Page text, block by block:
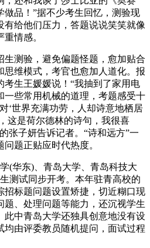
做品！”据不少考生回忆，测验现
有给他们压力，答题说说笑笑就像
情感。
测验，避免偏题怪题，愈加贴合
思维模式，考官也愈加人道化。报
生王媛媛说！“我抽到了家用电
一些常用机械的道理，考题感受十
‘世界充满功劳，人却诗意地栖居
这是荷尔德林的诗句，我很喜
张子妍告诉记者。“诗和远方”一
题正贴应时代热度。
华东)、青岛大学、青岛科技大
测试同步开考。本年驻青高校的
招标题问题设置矫捷，切近糊口现
题、处理问题等能力，还沉视学生
此中青岛大学还独具创意地没有设
均由评委教员随机提问，面试过程